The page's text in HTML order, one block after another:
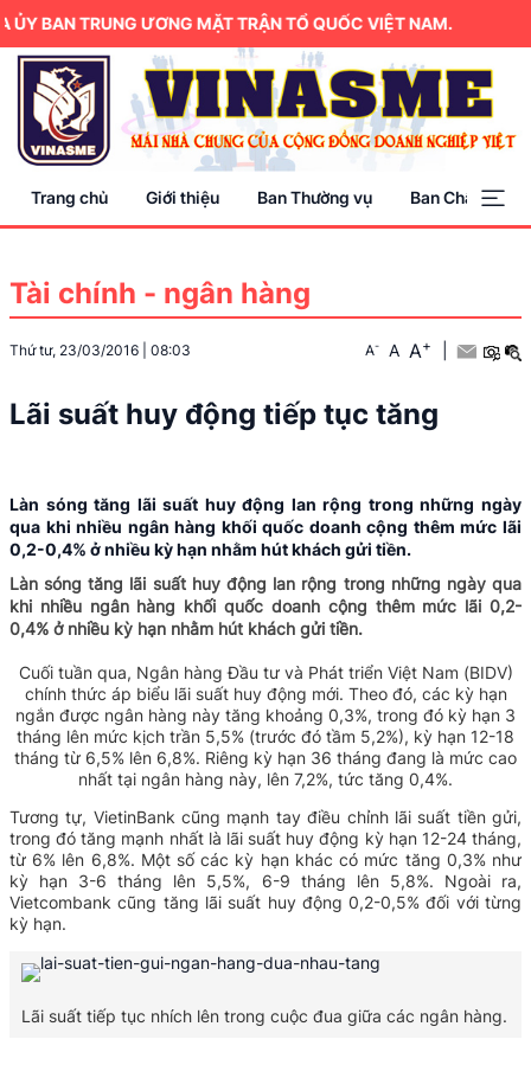
BAN TRUNG ƯƠNG MẶT TRẬN TỔ QUỐC VIỆT NAM.
Trang chủ Giới thiệu Ban Thường vụ Ban Chấp hành
Tài chính - ngân hàng
Thứ tư, 23/03/2016 08:03 A- A A+
Lãi suất huy động tiếp tục tăng
Làn sóng tăng lãi suất huy động lan rộng trong những ngày
qua khi nhiều ngân hàng khối quốc doanh cộng thêm mức lãi
0,2-0,4% ở nhiều kỳ hạn nhằm hút khách gửi tiền.
Làn sóng tăng lãi suất huy động lan rộng trong những ngày qua
khi nhiều ngân hàng khối quốc doanh cộng thêm mức lãi 0,2-
0,4% ở nhiều kỳ hạn nhằm hút khách gửi tiền.
Cuối tuần qua, Ngân hàng Đầu tư và Phát triển Việt Nam (BIDV)
chính thức áp biểu lãi suất huy động mới. Theo đó, các kỳ hạn
ngắn được ngân hàng này tăng khoảng 0,3%, trong đó kỳ hạn 3
tháng lên mức kịch trần 5,5% (trước đó tầm 5,2%), kỳ hạn 12-18
tháng từ 6,5% lên 6,8%. Riêng kỳ hạn 36 tháng đang là mức cao
nhất tại ngân hàng này, lên 7,2%, tức tăng 0,4%.
Tương tự, VietinBank cũng mạnh tay điều chỉnh lãi suất tiền gửi,
trong đó tăng mạnh nhất là lãi suất huy động kỳ hạn 12-24 tháng,
từ 6% lên 6,8%. Một số các kỳ hạn khác có mức tăng 0,3% như
kỳ hạn 3-6 tháng lên 5,5%, 6-9 tháng lên 5,8%. Ngoài ra,
Vietcombank cũng tăng lãi suất huy động 0,2-0,5% đối với từng
kỳ hạn.
Lãi suất tiếp tục nhích lên trong cuộc đua giữa các ngân hàng.